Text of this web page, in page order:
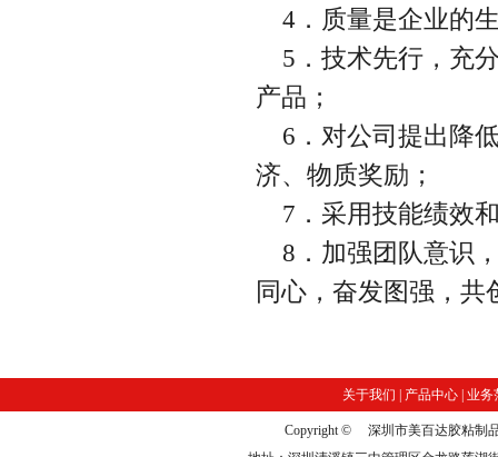
4．质量是企业的
5．技术先行，充
产品；
6．对公司提出降
济、物质奖励；
7．采用技能绩效
8．加强团队意识
同心，奋发图强，共
关于我们 产品中心 业务
Copyright © 深圳市美百达胶粘